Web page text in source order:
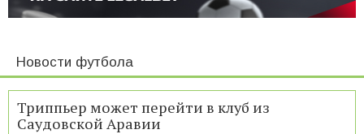
Новости футбола
Триппьер может перейти в клуб из
Саудовской Аравии